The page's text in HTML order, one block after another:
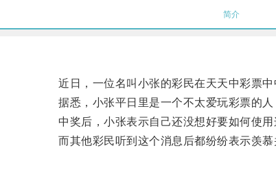
简介
近日，一位名叫小张的彩民在天天中彩票中
据悉，小张平日里是一个不太爱玩彩票的人
中奖后，小张表示自己还没想好要如何使用
而其他彩民听到这个消息后都纷纷表示羡慕